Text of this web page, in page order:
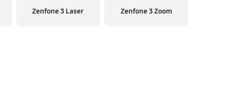
Zenfone 3 Laser Zenfone 3 Zoom